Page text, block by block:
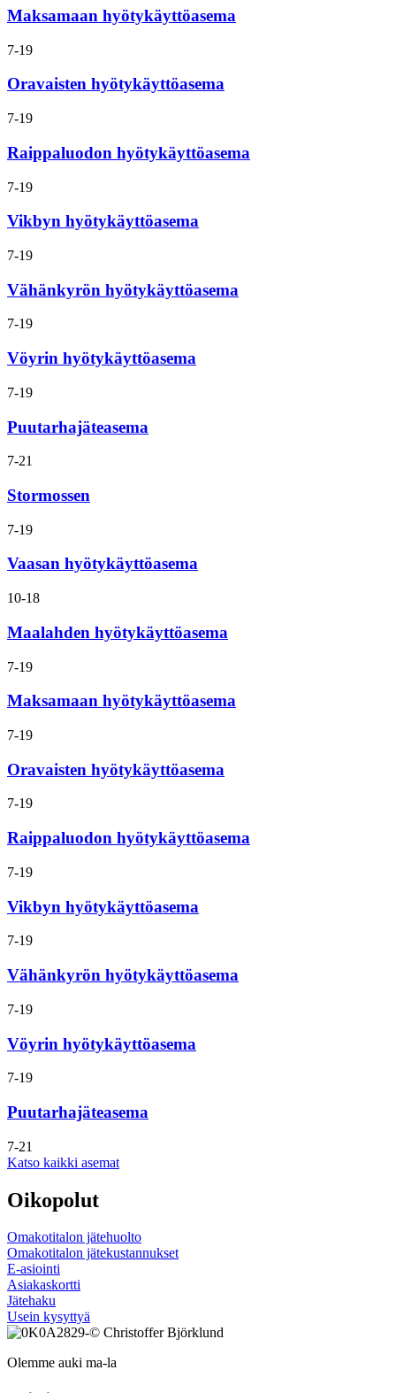
Maksamaan hyötykäyttöasema
Avoinna
7-19
Oravaisten hyötykäyttöasema
Avoinna
7-19
Raippaluodon hyötykäyttöasema
Avoinna
7-19
Vikbyn hyötykäyttöasema
Avoinna
7-19
Vähänkyrön hyötykäyttöasema
Avoinna
7-19
Vöyrin hyötykäyttöasema
Avoinna
7-19
Puutarhajäteasema
Avoinna
7-21
Stormossen
Avoinna
7-19
Vaasan hyötykäyttöasema
Avoinna
10-18
Maalahden hyötykäyttöasema
Avoinna
7-19
Maksamaan hyötykäyttöasema
Avoinna
7-19
Oravaisten hyötykäyttöasema
Avoinna
7-19
Raippaluodon hyötykäyttöasema
Avoinna
7-19
Vikbyn hyötykäyttöasema
Avoinna
7-19
Vähänkyrön hyötykäyttöasema
Avoinna
7-19
Vöyrin hyötykäyttöasema
Avoinna
7-19
Puutarhajäteasema
Avoinna
tänään:
7-21
Katso kaikki asemat
Oikopolut
Omakotitalon jätehuolto
Omakotitalon jätekustannukset
E-asiointi
Asiakaskortti
Jätehaku
Usein kysyttyä
Olemme auki ma-la